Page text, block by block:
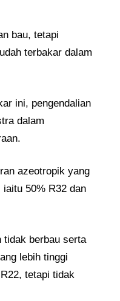
bau, tetapi
terbakar dalam
ini, pengendalian
dalam
azeotropik yang
50% R32 dan
tidak berbau serta
lebih tinggi
tetapi tidak